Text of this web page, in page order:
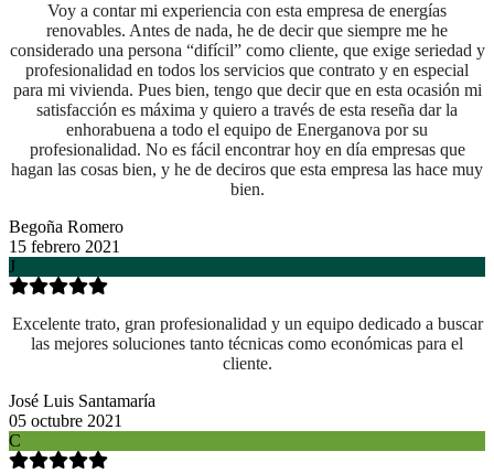
Voy a contar mi experiencia con esta empresa de energías
renovables. Antes de nada, he de decir que siempre me he
considerado una persona “difícil” como cliente, que exige seriedad y
profesionalidad en todos los servicios que contrato y en especial
para mi vivienda. Pues bien, tengo que decir que en esta ocasión mi
satisfacción es máxima y quiero a través de esta reseña dar la
enhorabuena a todo el equipo de Energanova por su
profesionalidad. No es fácil encontrar hoy en día empresas que
hagan las cosas bien, y he de deciros que esta empresa las hace muy
bien.
Begoña Romero
15 febrero 2021
J
Excelente trato, gran profesionalidad y un equipo dedicado a buscar
las mejores soluciones tanto técnicas como económicas para el
cliente.
José Luis Santamaría
05 octubre 2021
C